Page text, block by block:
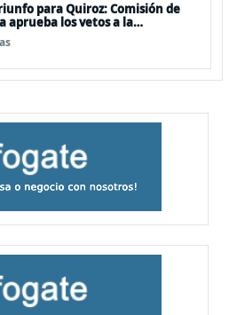
para Quiroz: Comisión de
aprueba los vetos a la